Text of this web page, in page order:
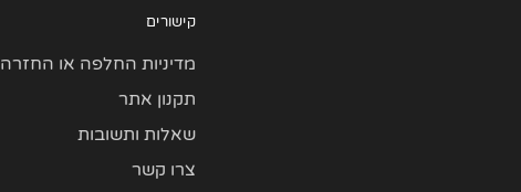
קישורים
מדיניות החלפה או החזרה
תקנון אתר
שאלות ותשובות
צרו קשר